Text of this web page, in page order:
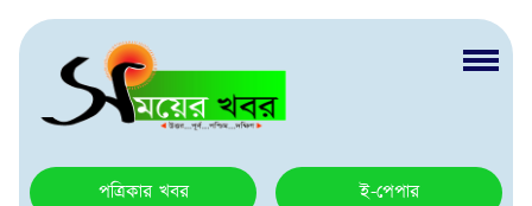
পত্রিকার খবর
ই-পেপার